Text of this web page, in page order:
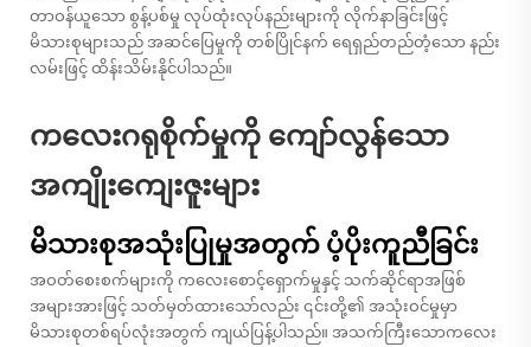
တာဝန်ယူသော စွန့်ပစ်မှု လုပ်ထုံးလုပ်နည်းများကို လိုက်နာခြင်းဖြင့်
မိသားစုများသည် အဆင်ပြေမှုကို တစ်ပြိုင်နက် ရေရှည်တည်တံ့သော နည်း
လမ်းဖြင့် ထိန်းသိမ်းနိုင်ပါသည်။
ကလေးဂရုစိုက်မှုကို ကျော်လွန်သော
အကျိုးကျေးဇူးများ
မိသားစုအသုံးပြုမှုအတွက် ပံ့ပိုးကူညီခြင်း
အဝတ်စေးစက်များကို ကလေးစောင့်ရှောက်မှုနှင့် သက်ဆိုင်ရာအဖြစ်
အများအားဖြင့် သတ်မှတ်ထားသော်လည်း ၎င်းတို့၏ အသုံးဝင်မှုမှာ
မိသားစုတစ်ရပ်လုံးအတွက် ကျယ်ပြန့်ပါသည်။ အသက်ကြီးသောကလေး